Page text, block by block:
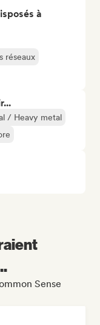
à
réseaux
/ Heavy metal
Sense